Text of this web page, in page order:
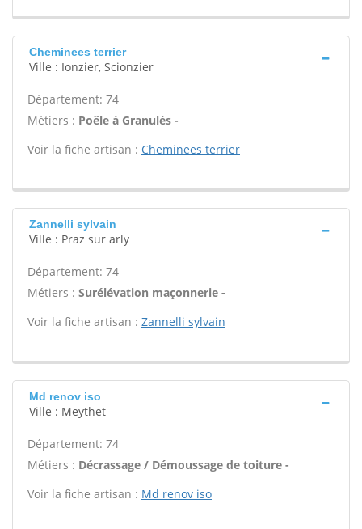
Cheminees terrier
Ville : Ionzier, Scionzier
Département: 74
Métiers : Poêle à Granulés -
Voir la fiche artisan : Cheminees terrier
Zannelli sylvain
Ville : Praz sur arly
Département: 74
Métiers : Surélévation maçonnerie -
Voir la fiche artisan : Zannelli sylvain
Md renov iso
Ville : Meythet
Département: 74
Métiers : Décrassage / Démoussage de toiture -
Voir la fiche artisan : Md renov iso